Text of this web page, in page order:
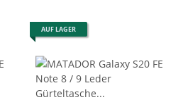
AUF LAGER